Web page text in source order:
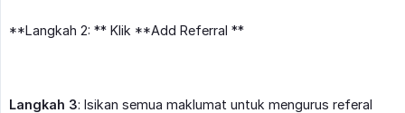
**Langkah 2: ** Klik **Add Referral **
Langkah 3: Isikan semua maklumat untuk mengurus referal